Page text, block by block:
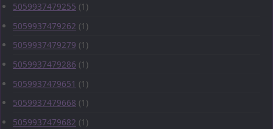
5059937479255 (1)
5059937479262 (1)
5059937479279 (1)
5059937479286 (1)
5059937479651 (1)
5059937479668 (1)
5059937479682 (1)